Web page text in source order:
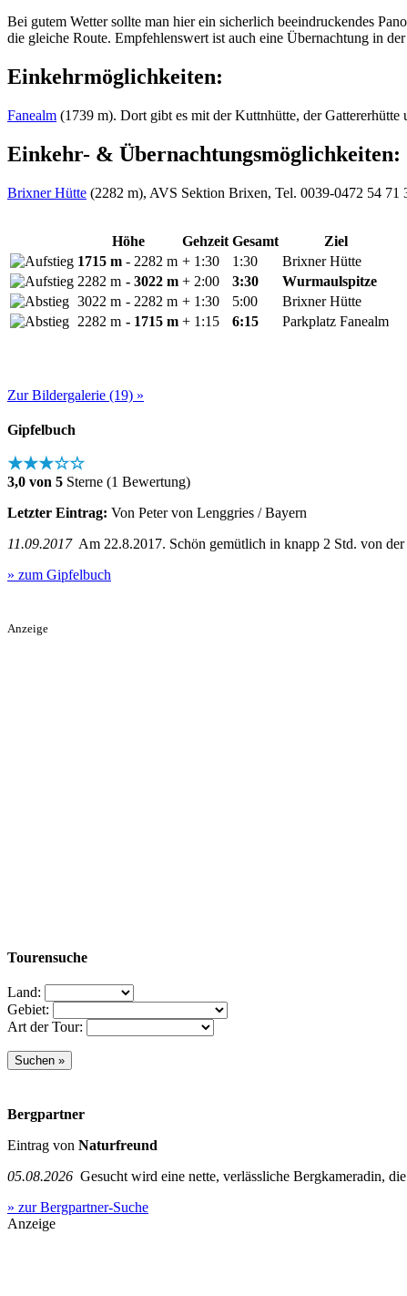
Bei gutem Wetter sollte man hier ein sicherlich beeindruckendes
die gleiche Route. Empfehlenswert ist auch eine Übernachtung in der
Einkehrmöglichkeiten:
Fanealm (1739 m). Dort gibt es mit der Kuttnhütte, der
Einkehr- & Übernachtungsmöglichkeiten:
Brixner Hütte (2282 m), AVS Sektion Brixen, Tel. 0039-0472 54
Höhe Gehzeit Gesamt
Ziel
1715 m - 2282 m + 1:30 1:30
Brixner Hütte
2282 m - 3022 m + 2:00 3:30
Wurmaulspitze
3022 m - 2282 m + 1:30 5:00
Brixner Hütte
2282 m - 1715 m + 1:15 6:15 Parkplatz Fanealm
Zur Bildergalerie (19) »
Gipfelbuch
★★★☆☆
3,0 von 5 Sterne (1 Bewertung)
Letzter Eintrag: Von Peter von Lenggries / Bayern
11.09.2017Am 22.8.2017. Schön gemütlich in knapp 2 Std. von
» zum Gipfelbuch
Anzeige
Tourensuche
Land:
Gebiet:
Art der Tour:
Bergpartner
Eintrag von Naturfreund
05.08.2026 Gesucht wird eine nette, verlässliche Bergkameradin,
» zur Bergpartner-Suche
Anzeige